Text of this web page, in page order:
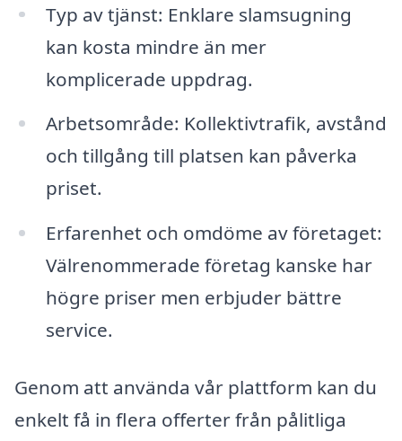
Typ av tjänst: Enklare slamsugning
kan kosta mindre än mer
komplicerade uppdrag.
Arbetsområde: Kollektivtrafik, avstånd
och tillgång till platsen kan påverka
priset.
Erfarenhet och omdöme av företaget:
Välrenommerade företag kanske har
högre priser men erbjuder bättre
service.
Genom att använda vår plattform kan du
enkelt få in flera offerter från pålitliga